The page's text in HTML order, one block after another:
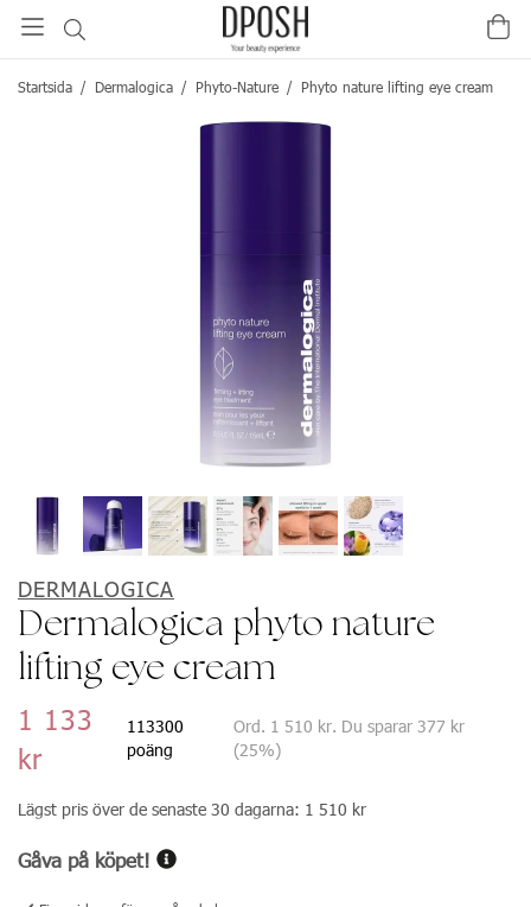
Startsida / Dermalogica / Phyto-Nature / Phyto nature lifting eye cream
DERMALOGICA
Dermalogica phyto nature
lifting eye cream
1 133
kr
113300
poäng
Ord. 1 510 kr. Du sparar 377 kr
(25%)
Lägst pris över de senaste 30 dagarna: 1 510 kr
Gåva på köpet!